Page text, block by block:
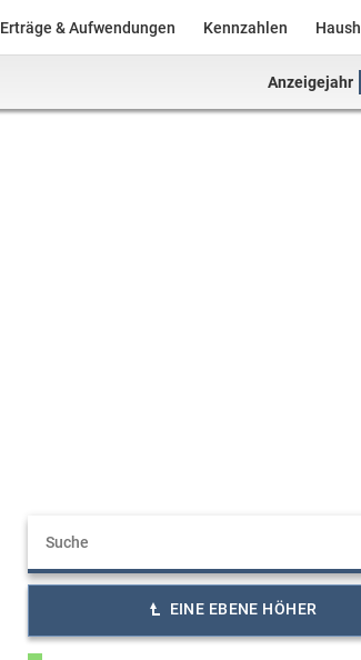
Erträge & Aufwendungen Kennzahlen
Anzeigejahr
EINE EBENE HÖHER